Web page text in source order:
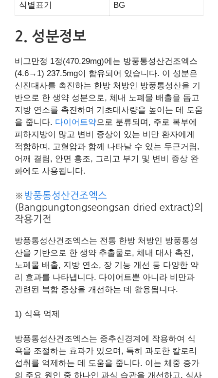
식별표기 BG
2. 성분정보
비그만정 1정(470.29mg)에는 방풍통성산건조엑스
(4.6→1) 237.5mg이 함유되어 있습니다. 이 성분은
신진대사를 촉진하는 한방 처방인 방풍통성산을 기
반으로 한 생약 성분으로, 체내 노폐물 배출을 돕고
지방 연소를 촉진하며 기초대사량을 높이는 데 도움
을 줍니다. 다이어트약으로 분류되며, 주로 복부에
피하지방이 많고 변비 증상이 있는 비만 환자에게
적합하며, 고혈압과 함께 나타날 수 있는 두근거림,
어깨 결림, 안면 홍조, 그리고 부기 및 변비 증상 완
화에도 사용됩니다.
※ 방풍통성산건조엑스
(Bangpungtongseongsan dried extract)의
작용기전
방풍통성산건조엑스는 전통 한방 처방인 방풍통성
산을 기반으로 한 생약 추출물로, 체내 대사 촉진,
노폐물 배출, 지방 연소, 장 기능 개선 등 다양한 약
리 효과를 나타냅니다. 다이어트뿐 아니라 비만과
관련된 복합 증상을 개선하는 데 활용됩니다.
1) 식욕 억제
방풍통성산건조엑스는 중추신경계에 작용하여 식
욕을 조절하는 효과가 있으며, 특히 과도한 칼로리
섭취를 억제하는 데 도움을 줍니다. 이는 체중 증가
의 주요 원인 중 하나인 과식 습관을 개선하고, 식사